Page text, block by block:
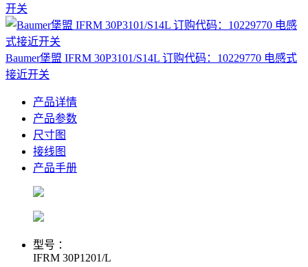
开关
Baumer堡盟 IFRM 30P3101/S14L 订购代码：10229770 电感式
接近开关
产品详情
产品参数
尺寸图
接线图
产品手册
型号 ：
IFRM 30P1201/L